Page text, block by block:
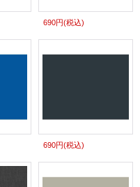
690円(税込)
690円(税込)